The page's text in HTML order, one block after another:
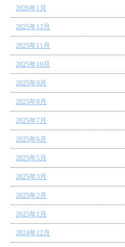
2026年1月
2025年12月
2025年11月
2025年10月
2025年9月
2025年8月
2025年7月
2025年6月
2025年5月
2025年3月
2025年2月
2025年1月
2024年12月